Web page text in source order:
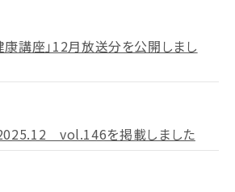
康講座」12月放送分を公開しまし
vol.146を掲載しました